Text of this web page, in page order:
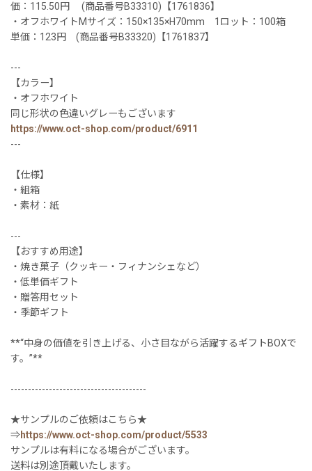
価：115.50円 (商品番号B33310)【1761836】
・オフホワイトMサイズ：150×135×H70mm 1ロット：100箱
単価：123円 (商品番号B33320)【1761837】
---
【カラー】
・オフホワイト
同じ形状の色違いグレーもございます
https://www.oct-shop.com/product/6911
---
【仕様】
・組箱
・素材：紙
---
【おすすめ用途】
・焼き菓子（クッキー・フィナンシェなど）
・低単価ギフト
・贈答用セット
・季節ギフト
**“中身の価値を引き上げる、小さ目ながら活躍するギフトBOXで
す。”**
---------------------------------------
★サンプルのご依頼はこちら★
⇒https://www.oct-shop.com/product/5533
サンプルは有料になる場合がございます。
送料は別途頂戴いたします。